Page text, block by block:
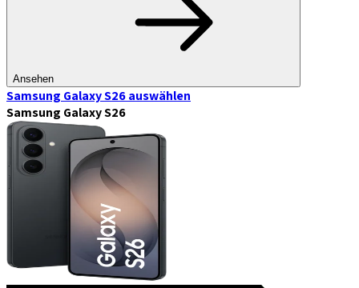
Ansehen
Samsung Galaxy S26auswählen
Samsung Galaxy S26